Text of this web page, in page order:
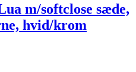
m/softclose sæde,
hvid/krom